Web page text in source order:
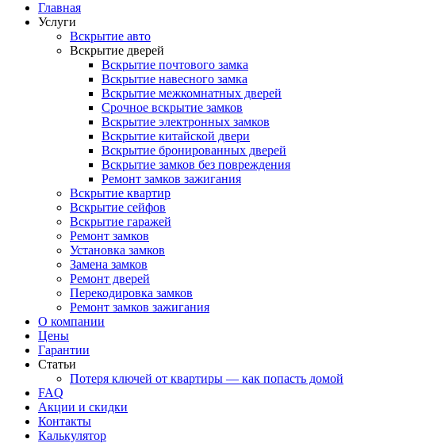
Главная
Услуги
Вскрытие авто
Вскрытие дверей
Вскрытие почтового замка
Вскрытие навесного замка
Вскрытие межкомнатных дверей
Срочное вскрытие замков
Вскрытие электронных замков
Вскрытие китайской двери
Вскрытие бронированных дверей
Вскрытие замков без повреждения
Ремонт замков зажигания
Вскрытие квартир
Вскрытие сейфов
Вскрытие гаражей
Ремонт замков
Установка замков
Замена замков
Ремонт дверей
Перекодировка замков
Ремонт замков зажигания
О компании
Цены
Гарантии
Статьи
Потеря ключей от квартиры — как попасть домой
FAQ
Акции и скидки
Контакты
Калькулятор